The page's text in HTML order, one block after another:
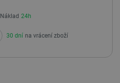
Náklad 24h
30 dní na vrácení zboží